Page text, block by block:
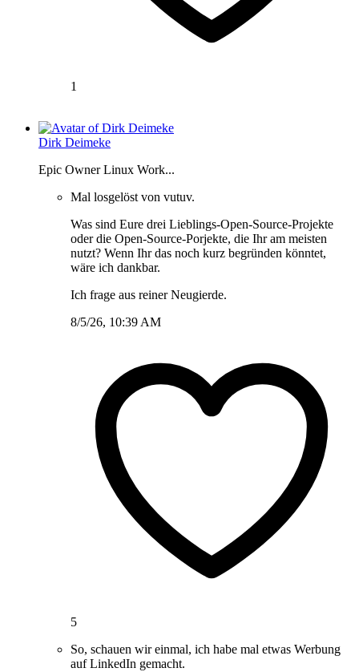
1
Dirk Deimeke
Epic Owner Linux Work...
Mal losgelöst von vutuv.
Was sind Eure drei Lieblings-Open-Source-Projekte
oder die Open-Source-Porjekte, die Ihr am meisten
nutzt? Wenn Ihr das noch kurz begründen könntet,
wäre ich dankbar.
Ich frage aus reiner Neugierde.
8/5/26, 10:39 AM
5
So, schauen wir einmal, ich habe mal etwas Werbung
auf LinkedIn gemacht.